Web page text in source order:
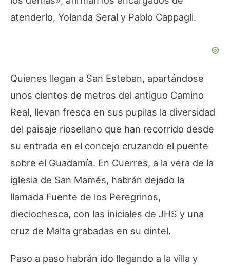
atenderlo, Yolanda Seral y Pablo Cappagli.
Quienes llegan a San Esteban, apartándose
unos cientos de metros del antiguo Camino
Real, llevan fresca en sus pupilas la diversidad
del paisaje riosellano que han recorrido desde
su entrada en el concejo cruzando el puente
sobre el Guadamía. En Cuerres, a la vera de la
iglesia de San Mamés, habrán dejado la
llamada Fuente de los Peregrinos,
dieciochesca, con las iniciales de JHS y una
cruz de Malta grabadas en su dintel.
Paso a paso habrán ido llegando a la villa y